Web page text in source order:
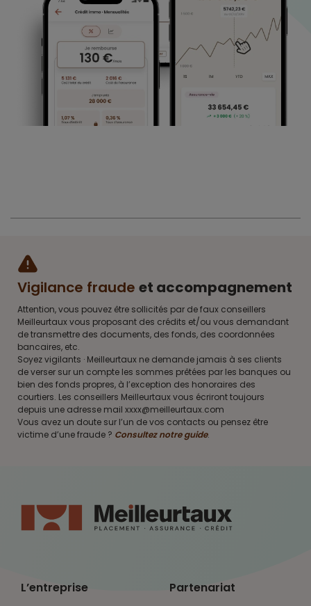
Vigilance fraude et accompagnement
Attention, vous pouvez être sollicités par de faux conseillers
Meilleurtaux vous proposant des crédits et/ou vous demandant
de transmettre des documents, des fonds, des coordonnées
bancaires, etc.
Soyez vigilants · Meilleurtaux ne demande jamais à ses clients
de verser sur un compte les sommes prêtées par les banques ou
bien des fonds propres, à l’exception des honoraires des
courtiers. Les conseillers Meilleurtaux vous écriront toujours
depuis une adresse mail xxxx@meilleurtaux.com
Vous avez un doute sur l’un de vos contacts ou pensez être
victime d’une fraude ? Consultez notre guide.
L’entreprise Partenariat